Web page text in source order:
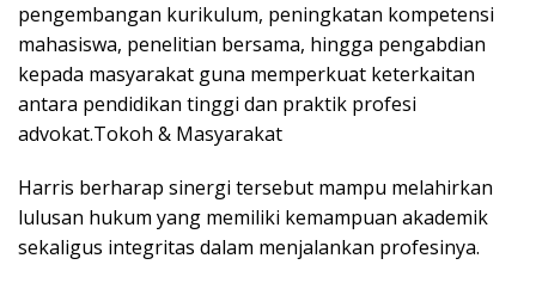
pengembangan kurikulum, peningkatan kompetensi
mahasiswa, penelitian bersama, hingga pengabdian
kepada masyarakat guna memperkuat keterkaitan
antara pendidikan tinggi dan praktik profesi
advokat.Tokoh & Masyarakat
Harris berharap sinergi tersebut mampu melahirkan
lulusan hukum yang memiliki kemampuan akademik
sekaligus integritas dalam menjalankan profesinya.